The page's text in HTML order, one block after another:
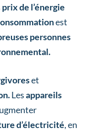
prix de l’énergie
est
personnes
et
Lesappareils
d’électricité, en